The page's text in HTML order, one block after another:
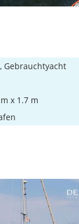
Gebrauchtyacht
x 1.7 m